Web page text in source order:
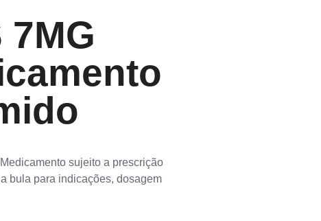
7MG
sujeito a prescrição
bula para indicações, dosagem